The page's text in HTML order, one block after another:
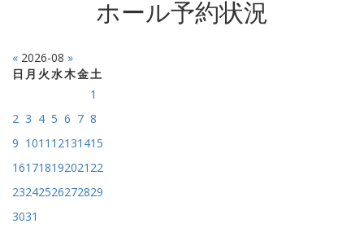
ホール予約状況
« 2026-08 »
日 月 火水木金土
1
2 3 4 5 6 7 8
9 1011 12131415
161718192021 22
23242526272829
3031